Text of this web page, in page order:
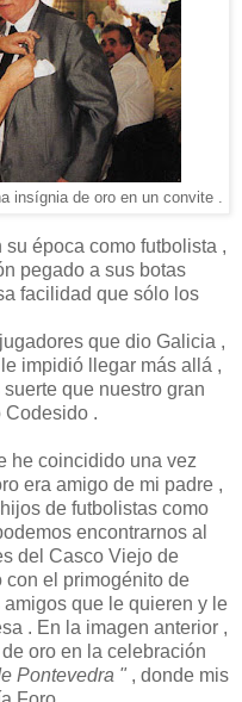
insígnia de oro en un convite .
época como futbolista ,
pegado a sus botas
facilidad que sólo los
que dio Galicia ,
impidió llegar más allá ,
que nuestro gran
Codesido .
he coincidido una vez
era amigo de mi padre ,
de futbolistas como
encontrarnos al
del Casco Viejo de
con el primogénito de
que le quieren y le
. En la imagen anterior ,
oro en la celebración
Pontevedra " , donde mis